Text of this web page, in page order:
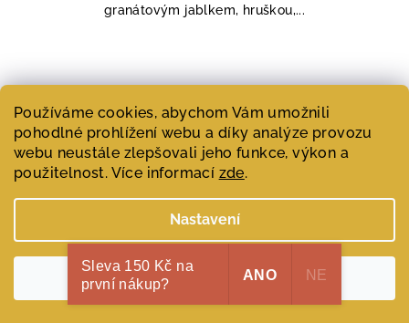
Používáme cookies, abychom Vám umožnili
pohodlné prohlížení webu a díky analýze provozu
webu neustále zlepšovali jeho funkce, výkon a
použitelnost. Více informací zde.
Nastavení
Souhlasím
granátovým jablkem, hruškou,...
Sleva 150 Kč na
první nákup?
ANO NE